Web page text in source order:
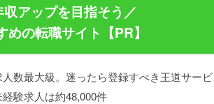
収アップを目指そう／
めの転職サイト【PR】
人数最大級。迷ったら登録すべき王道サー
経験求人は約48,000件